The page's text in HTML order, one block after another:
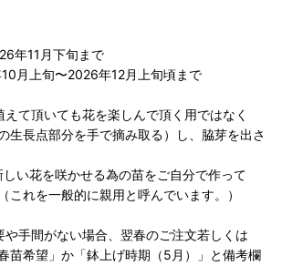
年11月下旬まで
月上旬〜2026年12月上旬頃まで
て頂いても花を楽しんで頂く用ではなく
生長点部分を手で摘み取る）し、脇芽を出さ
い花を咲かせる為の苗をご自分で作って
れを一般的に親用と呼んでいます。）
手間がない場合、翌春のご注文若しくは
苗希望」か「鉢上げ時期（5月）」と備考欄